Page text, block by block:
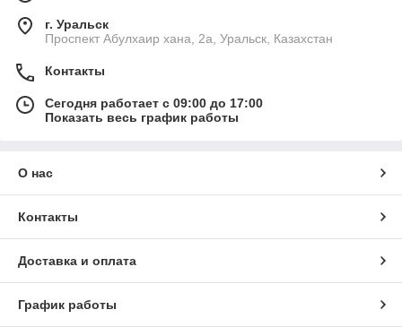
г. Уральск
Проспект Абулхаир хана, 2а, Уральск, Казахстан
Контакты
Сегодня работает с 09:00 до 17:00
Показать весь график работы
О нас
Контакты
Доставка и оплата
График работы